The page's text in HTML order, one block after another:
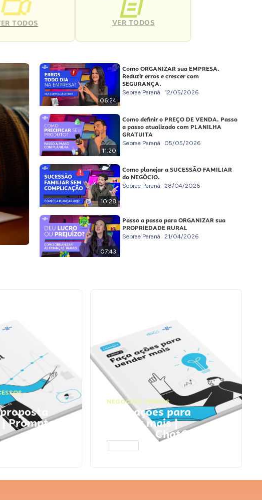
TODOS VER TODOS
06:24
Como ORGANIZAR sua EMPRESA.
Reduzir erros e crescer com
SEGURANÇA.
Sebrae Paraná 12/05/2026
11:20
Como definir o PREÇO DE VENDA. Passo
a passo atualizado com PLANILHA
GRATUITA
Sebrae Paraná 05/05/2026
10:28
Como planejar a SUCESSÃO FAMILIAR
do NEGÓCIO.
Sebrae Paraná 28/04/2026
07:43
Passo a passo para ORGANIZAR sua
PROPRIEDADE RURAL
Sebrae Paraná 21/04/2026
| Prompts
NEGÓCIOS, VENDAS
Faça ações para
vender mais |
Prompts ChatGPT